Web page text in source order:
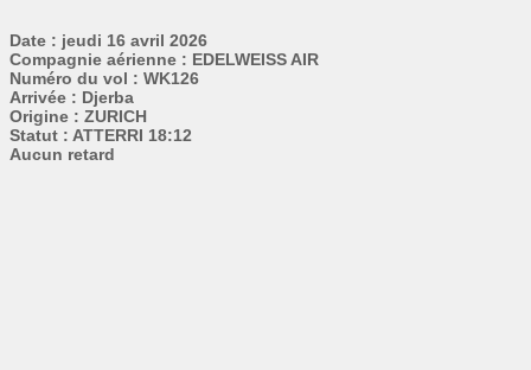
Date : jeudi 16 avril 2026
Compagnie aérienne : EDELWEISS AIR
Numéro du vol : WK126
Arrivée : Djerba
Origine : ZURICH
Statut : ATTERRI 18:12
Aucun retard